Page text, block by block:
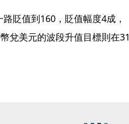
貶值到160，貶值幅度4成，
兌美元的波段升值目標則在31